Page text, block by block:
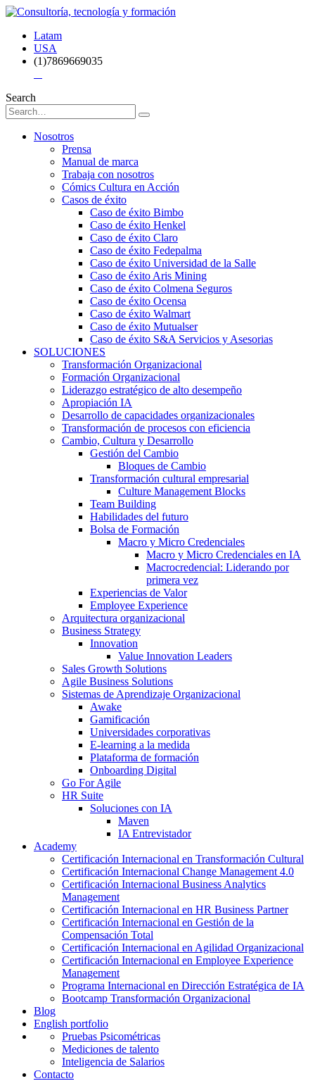
Latam
USA
(1)7869669035
Search
Nosotros
Prensa
Manual de marca
Trabaja con nosotros
Cómics Cultura en Acción
Casos de éxito
Caso de éxito Bimbo
Caso de éxito Henkel
Caso de éxito Claro
Caso de éxito Fedepalma
Caso de éxito Universidad de la Salle
Caso de éxito Aris Mining
Caso de éxito Colmena Seguros
Caso de éxito Ocensa
Caso de éxito Walmart
Caso de éxito Mutualser
Caso de éxito S&A Servicios y Asesorias
SOLUCIONES
Transformación Organizacional
Formación Organizacional
Liderazgo estratégico de alto desempeño
Apropiación IA
Desarrollo de capacidades organizacionales
Transformación de procesos con eficiencia
Cambio, Cultura y Desarrollo
Gestión del Cambio
Bloques de Cambio
Transformación cultural empresarial
Culture Management Blocks
Team Building
Habilidades del futuro
Bolsa de Formación
Macro y Micro Credenciales
Macro y Micro Credenciales en IA
Macrocredencial: Liderando por
primera vez
Experiencias de Valor
Employee Experience
Arquitectura organizacional
Business Strategy
Innovation
Value Innovation Leaders
Sales Growth Solutions
Agile Business Solutions
Sistemas de Aprendizaje Organizacional
Awake
Gamificación
Universidades corporativas
E-learning a la medida
Plataforma de formación
Onboarding Digital
Go For Agile
HR Suite
Soluciones con IA
Maven
IA Entrevistador
Academy
Certificación Internacional en Transformación Cultural
Certificación Internacional Change Management 4.0
Certificación Internacional Business Analytics
Management
Certificación Internacional en HR Business Partner
Certificación Internacional en Gestión de la
Compensación Total
Certificación Internacional en Agilidad Organizacional
Certificación Internacional en Employee Experience
Management
Programa Internacional en Dirección Estratégica de IA
Bootcamp Transformación Organizacional
Blog
English portfolio
Pruebas Psicométricas
Mediciones de talento
Inteligencia de Salarios
Contacto